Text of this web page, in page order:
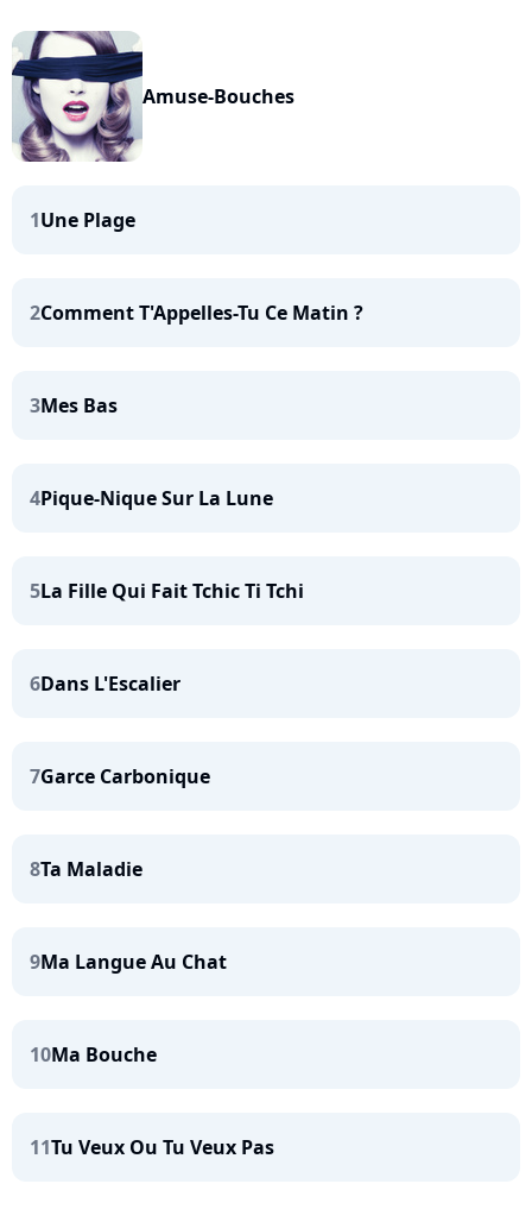
Amuse-Bouches
1Une Plage
2Comment T'Appelles-Tu Ce Matin ?
3Mes Bas
4Pique-Nique Sur La Lune
5La Fille Qui Fait Tchic Ti Tchi
6Dans L'Escalier
7Garce Carbonique
8Ta Maladie
9Ma Langue Au Chat
10Ma Bouche
11Tu Veux Ou Tu Veux Pas